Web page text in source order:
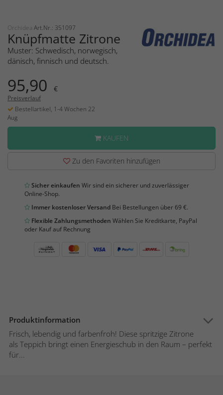
Orchidea Art.Nr.: 351097
Knüpfmatte Zitrone
Muster: Schwedisch, norwegisch,
dänisch, finnisch und deutsch.
95,90 €
Preisverlauf
Bestellartikel, 1-4 Wochen 22
Aug
KAUFEN
Zu den Favoriten hinzufügen
Sicher einkaufen Wir sind ein sicherer und zuverlässiger
Online-Shop.
Immer kostenloser Versand Bei Bestellungen über 69 €.
Flexible Zahlungsmethoden Wählen Sie Kreditkarte, PayPal
oder Kauf auf Rechnung
Produktinformation
Frisch, lebendig und farbenfroh! Diese spritzige Zitrone
als Teppich bringt einen Energieschub in den Raum – perfekt
für...